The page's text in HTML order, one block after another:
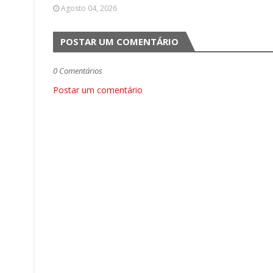
Agosto 04, 2026
POSTAR UM COMENTÁRIO
0 Comentários
Postar um comentário